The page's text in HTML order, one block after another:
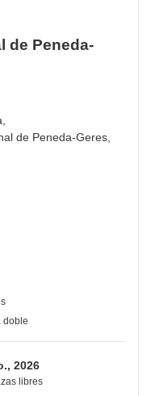
de Peneda-
de Peneda-Geres,
doble
2026
libres